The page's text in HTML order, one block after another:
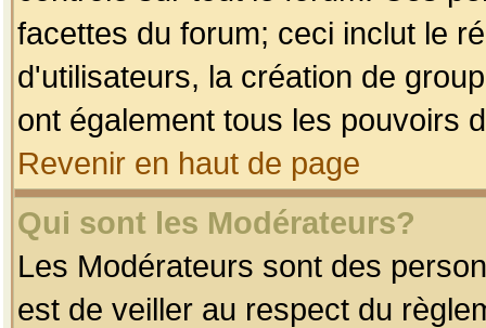
facettes du forum; ceci inclut le
d'utilisateurs, la création de
ont également tous les pouvoirs
Revenir en haut de page
Qui sont les Modérateurs?
Les Modérateurs sont des
est de veiller au respect du